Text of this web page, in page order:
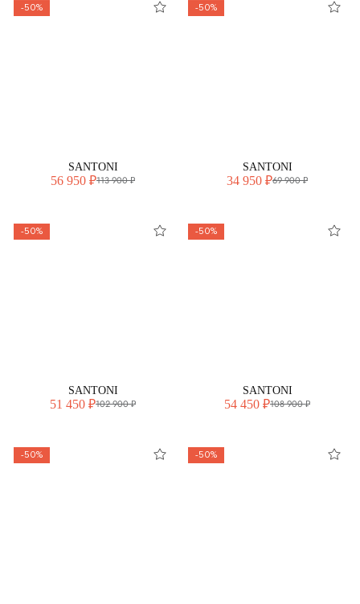
-50%
SANTONI
56 950 ₽113 900 ₽
-50%
SANTONI
34 950 ₽69 900 ₽
-50%
SANTONI
51 450 ₽102 900 ₽
-50%
SANTONI
54 450 ₽108 900 ₽
-50% -50%